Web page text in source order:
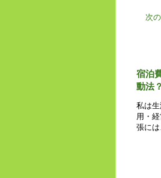
次
宿泊
動法？
私は
用・
張に